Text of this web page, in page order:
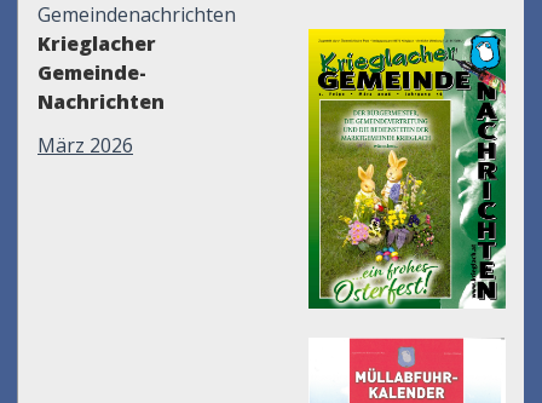
Gemeindenachrichten
Krieglacher
Gemeinde-
Nachrichten
März 2026